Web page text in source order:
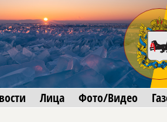
Лица Фото/Видео